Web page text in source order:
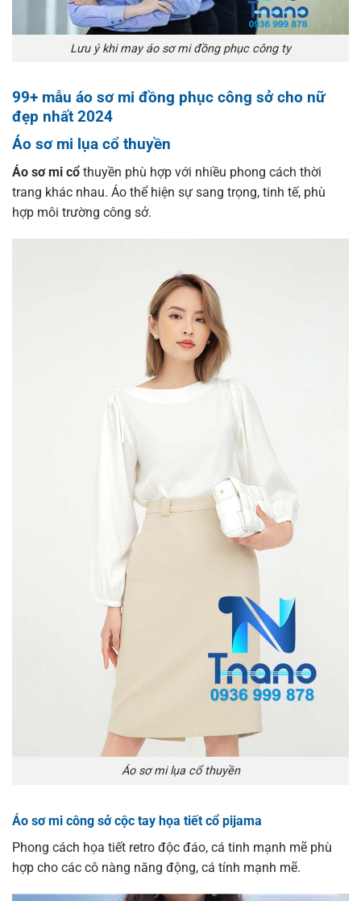
Lưu ý khi may áo sơ mi đồng phục công ty
99+ mẫu áo sơ mi đồng phục công sở cho nữ
đẹp nhất 2024
Áo sơ mi lụa cổ thuyền
Áo sơ mi cổ thuyền phù hợp với nhiều phong cách thời
trang khác nhau. Áo thể hiện sự sang trọng, tinh tế, phù
hợp môi trường công sở.
Áo sơ mi lụa cổ thuyền
Áo sơ mi công sở cộc tay họa tiết cổ pijama
Phong cách họa tiết retro độc đáo, cá tinh mạnh mẽ phù
hợp cho các cô nàng năng động, cá tính mạnh mẽ.